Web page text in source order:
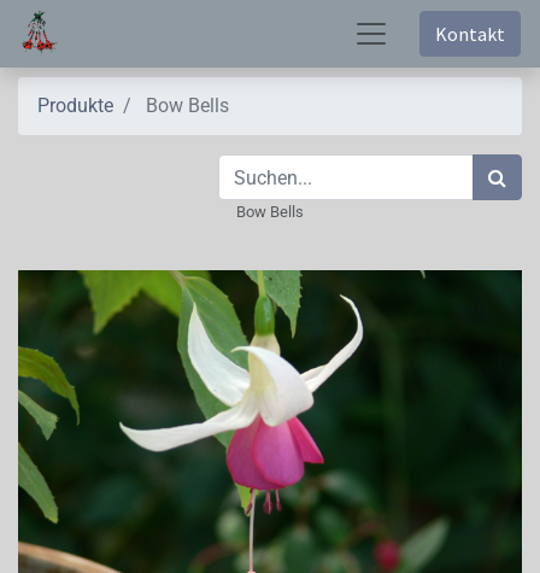
Kontakt
Produkte Bow Bells
Bow Bells